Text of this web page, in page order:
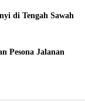
di Tengah Sawah
Pesona Jalanan